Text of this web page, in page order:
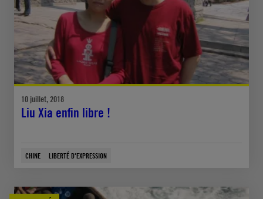
10 juillet, 2018
Liu Xia enfin libre !
CHINE LIBERTÉ D'EXPRESSION